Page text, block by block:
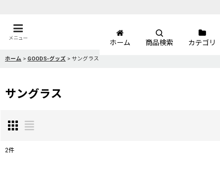
メニュー
ホーム 商品検索 カテゴリ
ホーム > GOODS-グッズ > サングラス
サングラス
2件